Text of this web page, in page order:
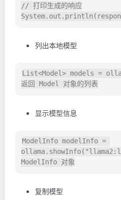
// 打印生成的响应
列出本地模型
List<Model> models =
显示模型信息
ModelInfo modelInfo =
复制模型